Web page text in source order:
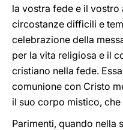
la vostra fede e il vostro
circostanze difficili e
celebrazione della
per la vita religiosa e il
cristiano nella fede.
comunione con Cristo
il suo corpo mistico, che
Parimenti, quando nella